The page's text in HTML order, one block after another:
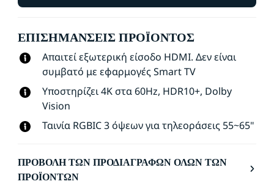
ταχύτητα για ταινίες, παιχνίδια ή μουσική.
αντιστοίχιση χρωμάτων μέσω HDMI.
2.0, όπως ένα στικάκι ασύρματης λήψης σημάτων
ψηφιακών πολυμέσων ή μια κονσόλα παιχνιδιών.
Συνδέστε όσα φώτα WiZ με δυνατότητα
χρωματισμού θέλετε, μέσω Wi-Fi για εφέ σε
ολόκληρο τον χώρο.
ΕΠΙΣΗΜΆΝΣΕΙΣ ΠΡΟΪΌΝΤΟΣ
Απαιτεί εξωτερική είσοδο HDMI. Δεν είναι
συμβατό με εφαρμογές Smart TV
Υποστηρίζει 4K στα 60Hz, HDR10+, Dolby
Vision​
Ταινία RGBIC 3 όψεων για τηλεοράσεις 55~65"
ΠΡΟΒΟΛΉ ΤΩΝ ΠΡΟΔΙΑΓΡΑΦΏΝ ΌΛΩΝ ΤΩΝ
ΠΡΟΪΌΝΤΩΝ